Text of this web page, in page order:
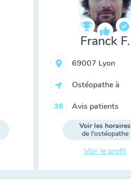
Franck F.
69007 Lyon
Ostéopathe à
36 Avis patients
Voir les horaires
de l'ostéopathe
Voir le profil